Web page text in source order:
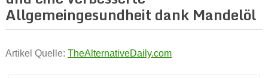
Allgemeingesundheit dank Mandelöl
Artikel Quelle: TheAlternativeDaily.com